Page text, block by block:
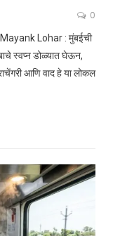
0
Lohar : मुंबईची
स्वप्न डोळ्यात घेऊन,
आणि वाद हे या लोकल